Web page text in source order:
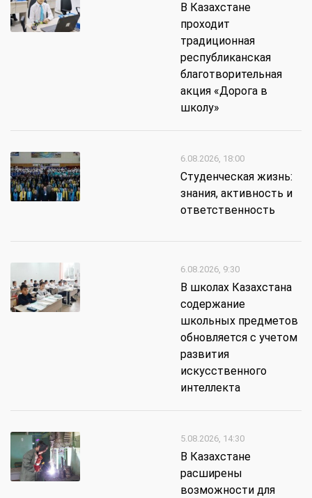
В Казахстане
проходит
традиционная
республиканская
благотворительная
акция «Дорога в
школу»
6.08.2026, 18:00
Студенческая жизнь:
знания, активность и
ответственность
6.08.2026, 9:30
В школах Казахстана
содержание
школьных предметов
обновляется с учетом
развития
искусственного
интеллекта
5.08.2026, 14:30
В Казахстане
расширены
возможности для